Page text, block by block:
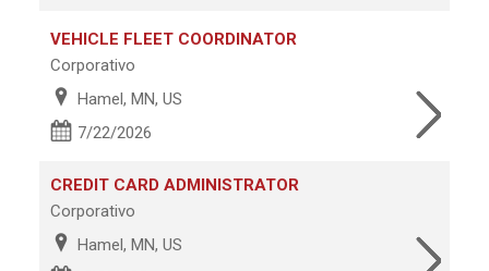
VEHICLE FLEET COORDINATOR
Corporativo
Hamel, MN, US
7/22/2026
CREDIT CARD ADMINISTRATOR
Corporativo
Hamel, MN, US